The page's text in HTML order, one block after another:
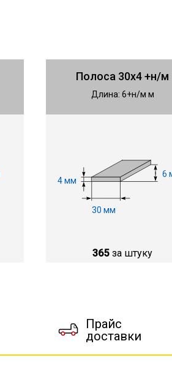
Полоса 30х4 +н/м
Длина: 6+н/м м
4 мм
6
30 мм
365 за штуку
Прайс
доставки